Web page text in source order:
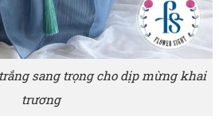
sang trọng cho dịp mừng khai
trương